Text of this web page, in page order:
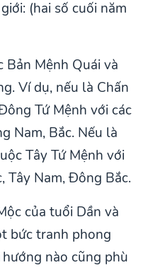
(hai số cuối năm
Bản Mệnh Quái và
Ví dụ, nếu là Chấn
Tứ Mệnh với các
Nam, Bắc. Nếu là
Tây Tứ Mệnh với
Tây Nam, Đông Bắc.
của tuổi Dần và
bức tranh phong
nào cũng phù